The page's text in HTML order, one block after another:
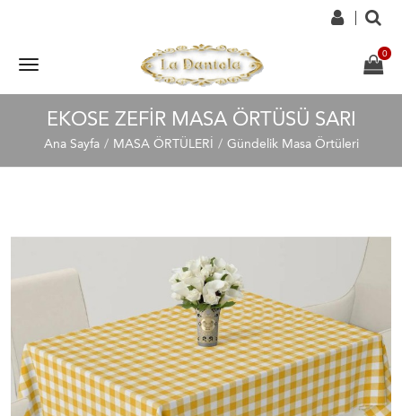
EKOSE ZEFIR MASA ÖRTÜSÜ SARI
Ana Sayfa MASA ÖRTÜLERİ Gündelik Masa Örtüleri